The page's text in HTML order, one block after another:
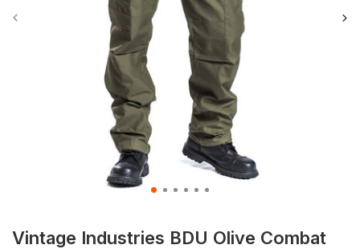
Vintage Industries BDU Olive Combat